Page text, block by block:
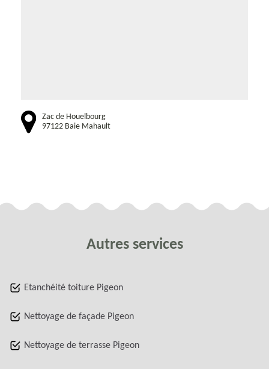
Zac de Houelbourg
97122 Baie Mahault
Autres services
Etanchéité toiture Pigeon
Nettoyage de façade Pigeon
Nettoyage de terrasse Pigeon